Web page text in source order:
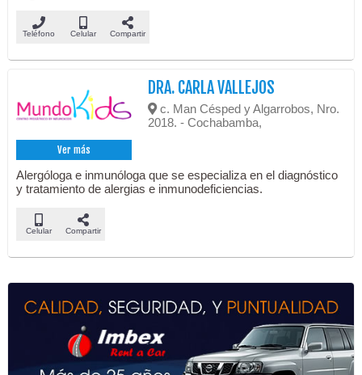
Teléfono Celular Compartir
Ver más
DRA. CARLA VALLEJOS
c. Man Césped y Algarrobos, Nro.
2018. - Cochabamba,
Alergóloga e inmunóloga que se especializa en el diagnóstico
y tratamiento de alergias e inmunodeficiencias.
Celular Compartir